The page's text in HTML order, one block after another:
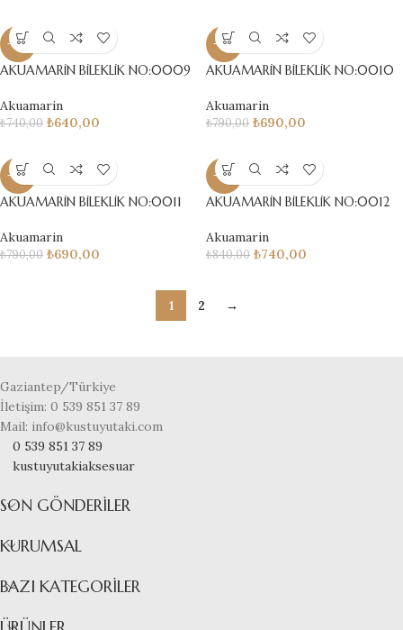
-14%
AKUAMARİN BİLEKLİK NO:0009
Akuamarin
₺740,00 ₺640,00
-13%
AKUAMARİN BİLEKLİK NO:0010
Akuamarin
₺790,00 ₺690,00
-13%
AKUAMARİN BİLEKLİK NO:0011
Akuamarin
₺790,00 ₺690,00
-12%
AKUAMARİN BİLEKLİK NO:0012
Akuamarin
₺840,00 ₺740,00
1 2 →
Gaziantep/Türkiye
İletişim: 0 539 851 37 89
Mail: info@kustuyutaki.com
0 539 851 37 89
kustuyutakiaksesuar
SON GÖNDERILER
KURUMSAL
BAZI KATEGORILER